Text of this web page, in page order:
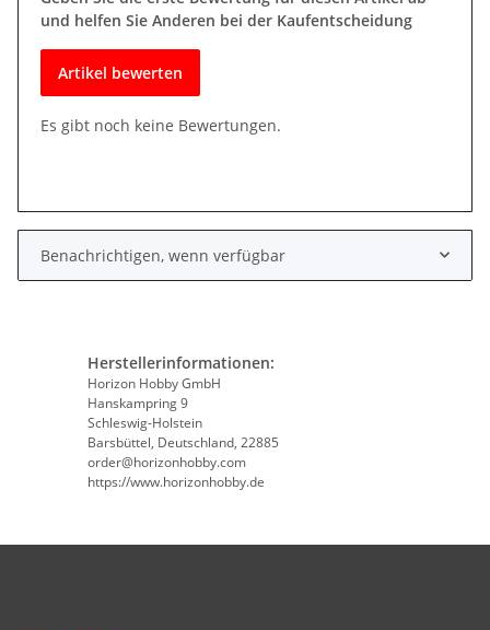
und helfen Sie Anderen bei der Kaufentscheidung
Artikel bewerten
Es gibt noch keine Bewertungen.
Benachrichtigen, wenn verfügbar
Herstellerinformationen:
Horizon Hobby GmbH
Hanskampring 9
Schleswig-Holstein
Barsbüttel, Deutschland, 22885
order@horizonhobby.com
https://www.horizonhobby.de